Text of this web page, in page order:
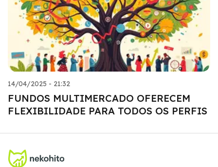
14/04/2025 - 21:32
FUNDOS MULTIMERCADO OFERECEM
FLEXIBILIDADE PARA TODOS OS PERFIS